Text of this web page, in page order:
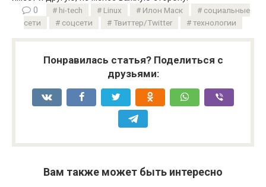
0
hi-tech Linux Илон Маск
социальные
сети
соцсети Твиттер/Twitter технологии
Понравилась статья? Поделиться с
друзьями:
Вам также может быть интересно